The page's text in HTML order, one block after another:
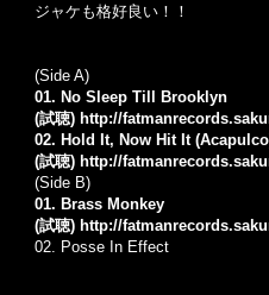
ジャケも格好良い！！
(Side A)
01. No Sleep Till Brooklyn
(試聴) http://
02. Hold It, Now Hit It
(試聴) http://
(Side B)
01. Brass Monkey
(試聴) http://
02. Posse In Effect